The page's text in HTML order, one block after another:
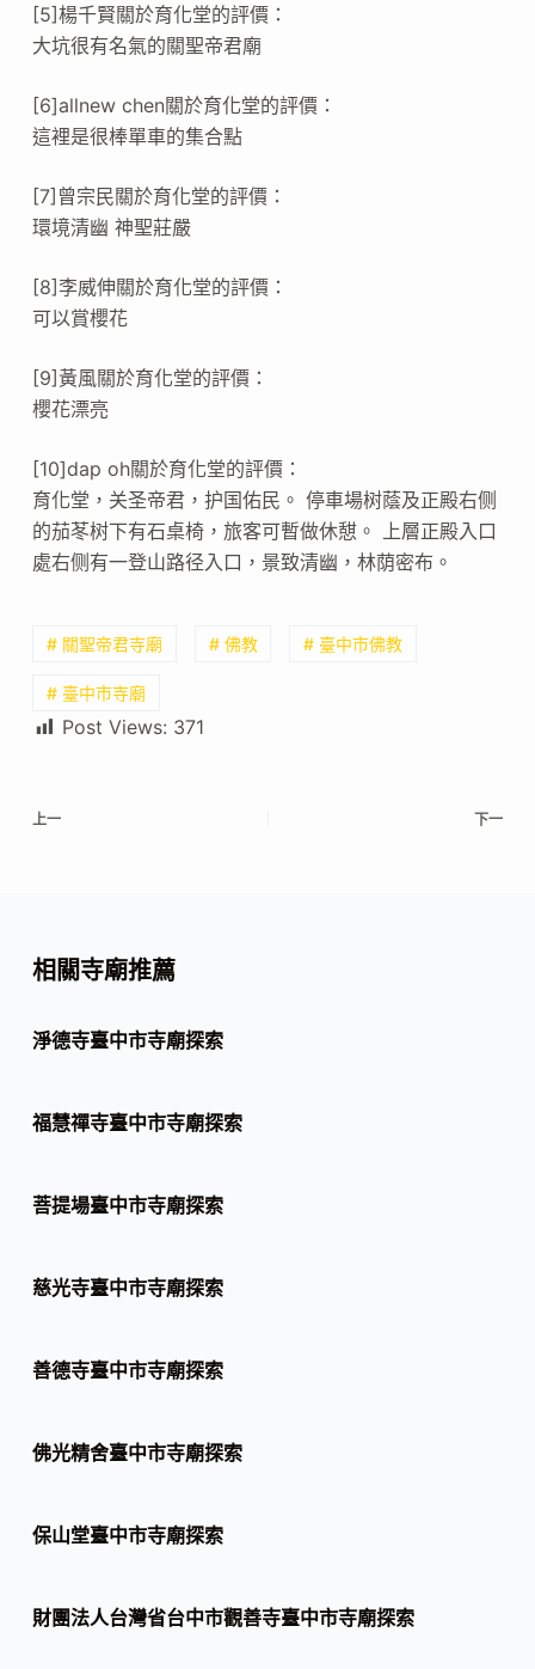
[5]楊千賢關於育化堂的評價：
大坑很有名氣的關聖帝君廟
[6]allnew chen關於育化堂的評價：
這裡是很棒單車的集合點
[7]曾宗民關於育化堂的評價：
環境清幽 神聖莊嚴
[8]李威伸關於育化堂的評價：
可以賞櫻花
[9]黃風關於育化堂的評價：
櫻花漂亮
[10]dap oh關於育化堂的評價：
育化堂，关圣帝君，护国佑民。 停車場树蔭及正殿右侧
的茄苳树下有石桌椅，旅客可暫做休憇。 上層正殿入口
處右侧有一登山路径入口，景致清幽，林荫密布。
# 關聖帝君寺廟 # 佛教 # 臺中市佛教
# 臺中市寺廟
Post Views: 371
上一 下一
相關寺廟推薦
淨德寺臺中市寺廟探索
福慧禪寺臺中市寺廟探索
菩提場臺中市寺廟探索
慈光寺臺中市寺廟探索
善德寺臺中市寺廟探索
佛光精舍臺中市寺廟探索
保山堂臺中市寺廟探索
財團法人台灣省台中市觀善寺臺中市寺廟探索